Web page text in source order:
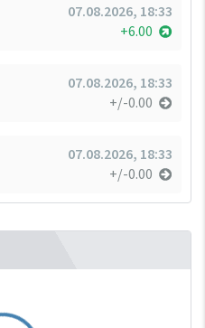
07.08.2026, 18:33
+6.00
07.08.2026, 18:33
+/-0.00
07.08.2026, 18:33
+/-0.00